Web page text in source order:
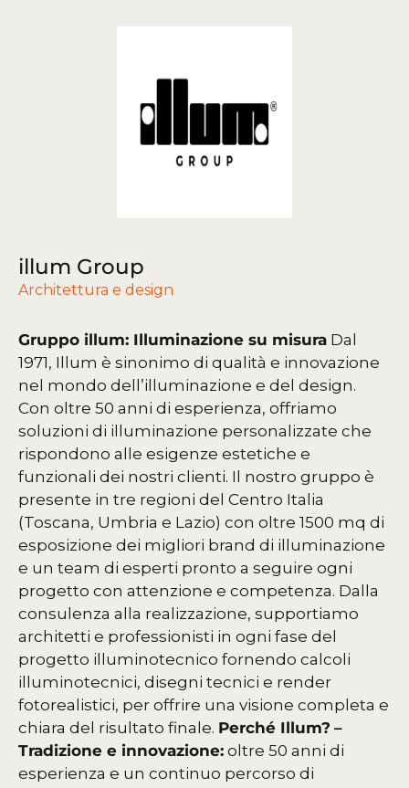
illum Group
Architettura e design
Gruppo illum: Illuminazione su misura Dal
1971, Illum è sinonimo di qualità e innovazione
nel mondo dell’illuminazione e del design.
Con oltre 50 anni di esperienza, offriamo
soluzioni di illuminazione personalizzate che
rispondono alle esigenze estetiche e
funzionali dei nostri clienti. Il nostro gruppo è
presente in tre regioni del Centro Italia
(Toscana, Umbria e Lazio) con oltre 1500 mq di
esposizione dei migliori brand di illuminazione
e un team di esperti pronto a seguire ogni
progetto con attenzione e competenza. Dalla
consulenza alla realizzazione, supportiamo
architetti e professionisti in ogni fase del
progetto illuminotecnico fornendo calcoli
illuminotecnici, disegni tecnici e render
fotorealistici, per offrire una visione completa e
chiara del risultato finale. Perché Illum? –
Tradizione e innovazione: oltre 50 anni di
esperienza e un continuo percorso di